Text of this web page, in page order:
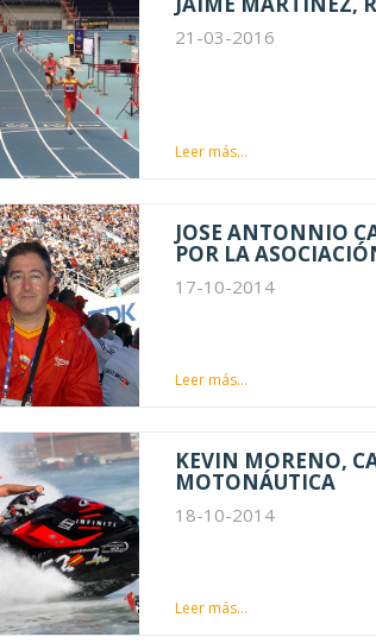
21-03-2016
Leer más...
JOSE ANTONNIO
POR LA
17-10-2014
Leer más...
KEVIN MORENO,
MOTONÁUTICA
18-10-2014
Leer más...